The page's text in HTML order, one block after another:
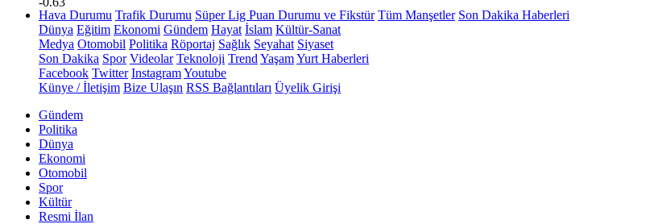
Hava Durumu Trafik Durumu Süper Lig Puan Durumu ve Fikstür Tüm Manşetler Son Dakika Haberleri
Dünya Eğitim Ekonomi Gündem Hayat İslam Kültür-Sanat
Medya Otomobil Politika Röportaj Sağlık Seyahat Siyaset
Son Dakika Spor Videolar Teknoloji Trend YaşamYurt Haberleri
Facebook Twitter InstagramYoutube
Künye / İletişim Bize Ulaşın RSS Bağlantıları Üyelik Girişi
Gündem
Politika
Dünya
Ekonomi
Otomobil
Spor
Kültür
Resmi İlan